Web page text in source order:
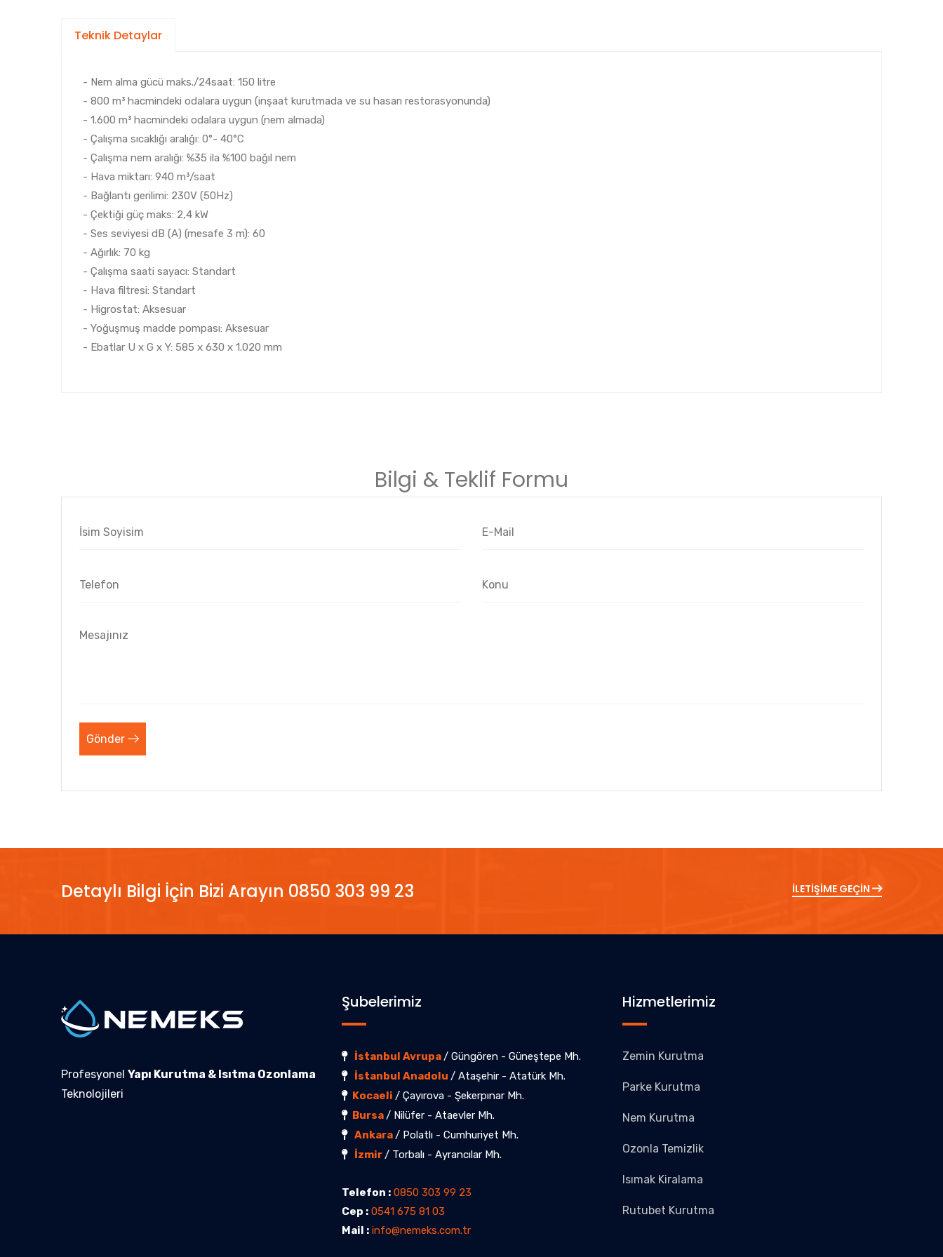
Teknik Detaylar
- Nem alma gücü maks./24saat: 150 litre
- 800 m³ hacmindeki odalara uygun (inşaat kurutmada ve su hasarı restorasyonunda)
- 1.600 m³ hacmindeki odalara uygun (nem almada)
- Çalışma sıcaklığı aralığı: 0°- 40°C
- Çalışma nem aralığı: %35 ila %100 bağıl nem
- Hava miktarı: 940 m³/saat
- Bağlantı gerilimi: 230V (50Hz)
- Çektiği güç maks: 2,4 kW
- Ses seviyesi dB (A) (mesafe 3 m): 60
- Ağırlık: 70 kg
- Çalışma saati sayacı: Standart
- Hava filtresi: Standart
- Higrostat: Aksesuar
- Yoğuşmuş madde pompası: Aksesuar
- Ebatlar U x G x Y: 585 x 630 x 1.020 mm
Bilgi & Teklif Formu
Gönder
Detaylı Bilgi İçin Bizi Arayın 0850 303 99 23 İLETİŞİME GEÇİN
Profesyonel Yapı Kurutma & Isıtma Ozonlama
Teknolojileri
Şubelerimiz
İstanbul Avrupa/ Güngören - Güneştepe Mh.
İstanbul Anadolu / Ataşehir - Atatürk Mh.
Kocaeli / Çayırova - Şekerpınar Mh.
Bursa/ Nilüfer - Ataevler Mh.
Ankara/ Polatlı - Cumhuriyet Mh.
İzmir/ Torbalı - Ayrancılar Mh.
Telefon : 0850 303 99 23
Cep : 0541 675 81 03
Mail : info@nemeks.com.tr
Hizmetlerimiz
Zemin Kurutma
Parke Kurutma
Nem Kurutma
Ozonla Temizlik
Isımak Kiralama
Rutubet Kurutma